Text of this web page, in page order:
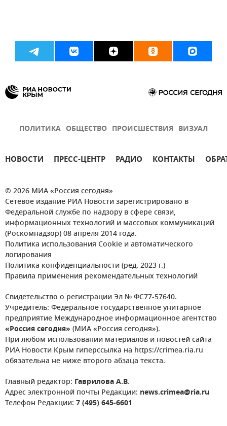
ПОЛИТИКА ОБЩЕСТВО ПРОИСШЕСТВИЯ ВИЗУАЛ
НОВОСТИ ПРЕСС-ЦЕНТР РАДИО КОНТАКТЫ
© 2026 МИА «Россия сегодня»
Сетевое издание РИА Новости зарегистрировано в
Федеральной службе по надзору в сфере связи,
информационных технологий и массовых коммуникаций
(Роскомнадзор) 08 апреля 2014 года.
Политика использования Cookie и автоматического
логирования
Политика конфиденциальности (ред. 2023 г.)
Правила применения рекомендательных технологий
Свидетельство о регистрации Эл № ФС77-57640.
Учредитель: Федеральное государственное унитарное
предприятие Международное информационное агентство
«Россия сегодня» (МИА «Россия сегодня»).
При любом использовании материалов и новостей сайта
РИА Новости Крым гиперссылка на https://crimea.ria.ru
обязательна не ниже второго абзаца текста.
Главный редактор: Гаврилова А.В.
Адрес электронной почты Редакции: news.crimea@ria.ru
Телефон Редакции: 7 (495) 645-6601